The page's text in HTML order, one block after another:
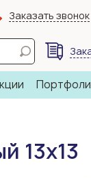
Заказать звонок
13х13